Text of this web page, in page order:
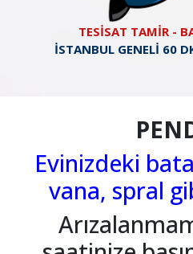
TESİSAT TAMİR -
İSTANBUL GENELİ 60
Evinizdeki
vana, spral